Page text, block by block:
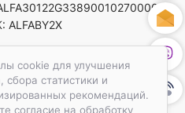
cookie для улучшения
сбора статистики и
рекомендаций.
согласие на обработку
в
от 14.08.2025 Минский